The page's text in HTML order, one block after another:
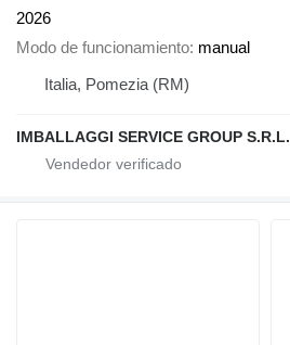
2026
Modo de funcionamiento manual
Italia, Pomezia (RM)
IMBALLAGGI SERVICE GROUP S.R.L.